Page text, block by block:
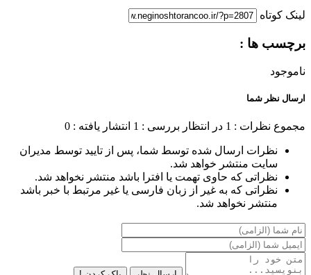
لینک کوتاه
برچسب ها :
ناموجود
ارسال نظر شما
مجموع نظرات : 1 در انتظار بررسی : 1 انتشار یافته : 0
نظرات ارسال شده توسط شما، پس از تایید توسط مدیران
سایت منتشر خواهد شد.
نظراتی که حاوی تهمت یا افترا باشد منتشر نخواهد شد.
نظراتی که به غیر از زبان فارسی یا غیر مرتبط با خبر باشد
منتشر نخواهد شد.